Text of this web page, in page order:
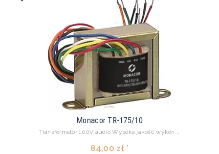
Monacor TR-175/10
Transformator 100V audio Wysoka jakość wykon...
84,00 zł *